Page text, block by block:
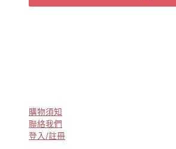
購物須知
聯絡我們
登入/註冊